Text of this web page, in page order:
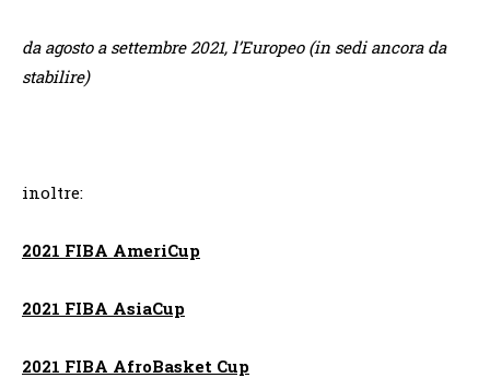
da agosto a settembre 2021, l’Europeo (in sedi ancora da
stabilire)
inoltre:
2021 FIBA AmeriCup
2021 FIBA AsiaCup
2021 FIBA AfroBasket Cup